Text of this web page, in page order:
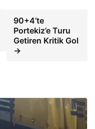
90+4’te
Portekiz’e Turu
Getiren Kritik Gol
→